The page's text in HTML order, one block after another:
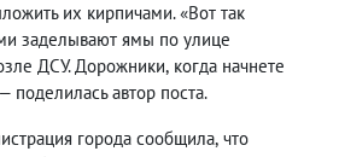
их кирпичами. «Вот так
заделывают ямы по улице
ДСУ. Дорожники, когда начнете
поделилась автор поста.
города сообщила, что